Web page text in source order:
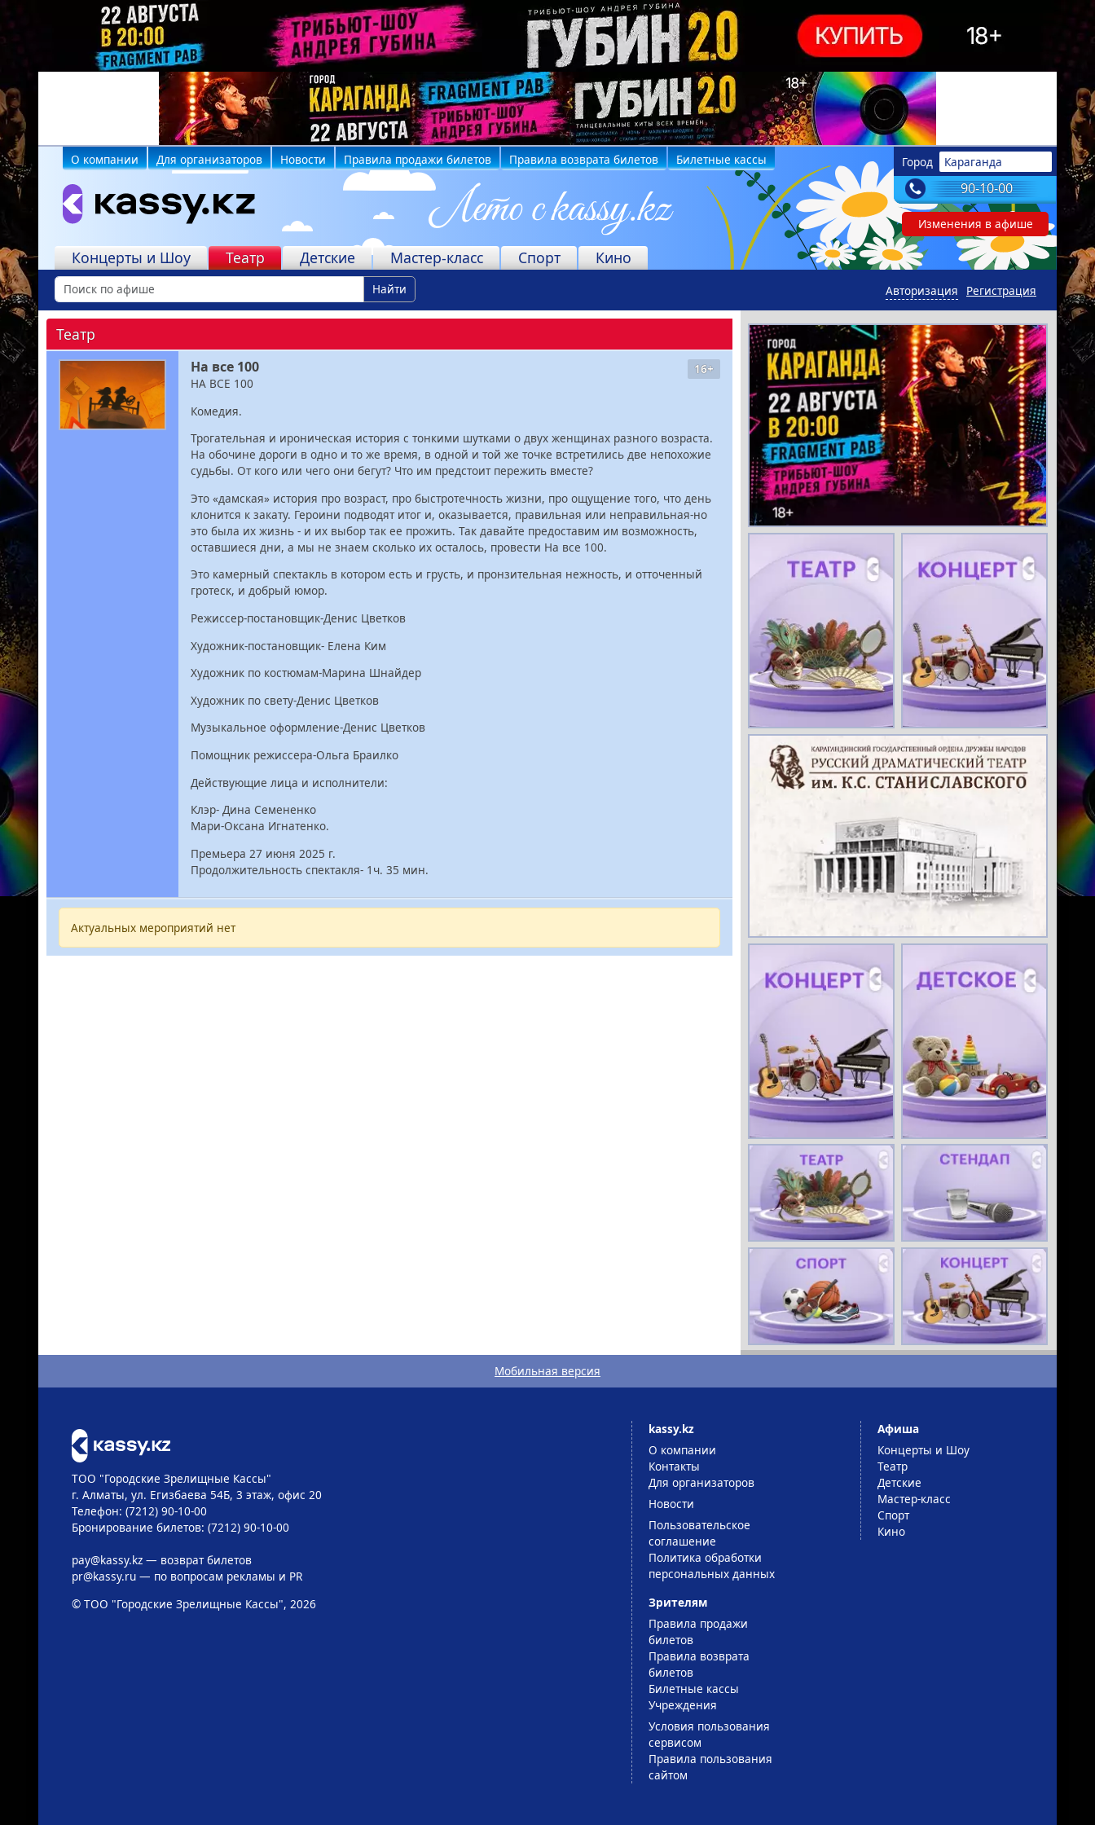
Город Караганда
90-10-00
Изменения в афише
О компании Для организаторов Новости Правила продажи билетов Правила возврата билетов
Билетные кассы
Учреждения
Концерты и Шоу Театр Детские Мастер-класс Спорт Кино
Найти Регистрация
Авторизация
Театр
16+
На все 100
НА ВСЕ 100
Комедия.
Трогательная и ироническая история с тонкими шутками о двух женщинах разного возраста.
На обочине дороги в одно и то же время, в одной и той же точке встретились две непохожие
судьбы. От кого или чего они бегут? Что им предстоит пережить вместе?
Это «дамская» история про возраст, про быстротечность жизни, про ощущение того, что день
клонится к закату. Героини подводят итог и, оказывается, правильная или неправильная-но
это была их жизнь - и их выбор так ее прожить. Так давайте предоставим им возможность,
оставшиеся дни, а мы не знаем сколько их осталось, провести На все 100.
Это камерный спектакль в котором есть и грусть, и пронзительная нежность, и отточенный
гротеск, и добрый юмор.
Режиссер-постановщик-Денис Цветков
Художник-постановщик- Елена Ким
Художник по костюмам-Марина Шнайдер
Художник по свету-Денис Цветков
Музыкальное оформление-Денис Цветков
Помощник режиссера-Ольга Браилко
Действующие лица и исполнители:
Клэр- Дина Семененко
Мари-Оксана Игнатенко.
Премьера 27 июня 2025 г.
Продолжительность спектакля- 1ч. 35 мин.
Актуальных мероприятий нет
Мобильная версия
ТОО "Городские Зрелищные Кассы"
г. Алматы, ул. Егизбаева 54Б, 3 этаж, офис 20
Телефон: (7212) 90-10-00
Бронирование билетов: (7212) 90-10-00
pay@kassy.kz— возврат билетов
pr@kassy.ru— по вопросам рекламы и PR
© ТОО "Городские Зрелищные Кассы", 2026
kassy.kz
О компании
Контакты
Для организаторов
Новости
Пользовательское
соглашение
Политика обработки
персональных данных
Зрителям
Правила продажи
билетов
Правила возврата
билетов
Билетные кассы
Учреждения
Условия пользования
сервисом
Правила пользования
сайтом
Афиша
Концерты и Шоу
Театр
Детские
Мастер-класс
Спорт
Кино